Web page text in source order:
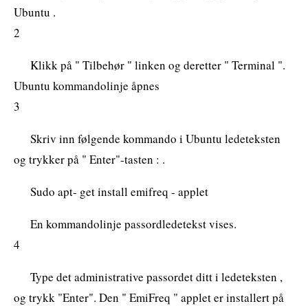
Ubuntu .
2
Klikk på " Tilbehør " linken og deretter " Terminal ".
Ubuntu kommandolinje åpnes
3
Skriv inn følgende kommando i Ubuntu ledeteksten
og trykker på " Enter"-tasten : .
Sudo apt- get install emifreq - applet
En kommandolinje passordledetekst vises.
4
Type det administrative passordet ditt i ledeteksten ,
og trykk "Enter". Den " EmiFreq " applet er installert på